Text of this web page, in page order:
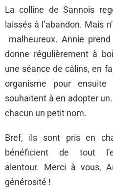
La colline de Sannois
laissés à l’abandon. Mais
malheureux. Annie
donne régulièrement à
une séance de câlins, en
organisme pour
souhaitent à en adopter
chacun un petit nom.
Bref, ils sont pris en
bénéficient de tout
alentour. Merci à vous,
générosité !